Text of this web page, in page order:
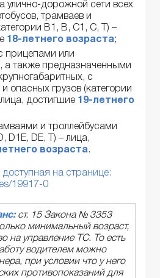
улично-дорожной сети всех
трамваев и
В1, В, С1, С, Т) –
18-летнего возраста;
прицепами или
а также предназначенными
с
опасных грузов (категории
достигшие 19-летнего
и троллейбусами
D1E, DE, T) – лица,
возраста.
доступная на странице:
19917-0
ст. 15 Закона № 3353
минимальный возраст,
на управление ТС. То есть
водителем можно
при условии что у него
противопоказаний для